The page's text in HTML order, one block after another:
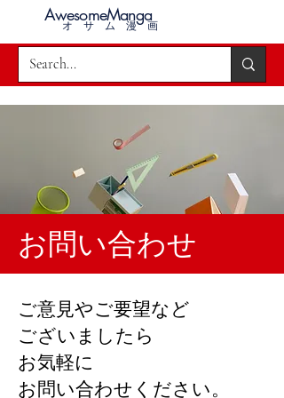
AwesomeManga
オサム漫画
お問い合わせ
ご意見やご要望など
ございましたら
お気軽に
お問い合わせください。